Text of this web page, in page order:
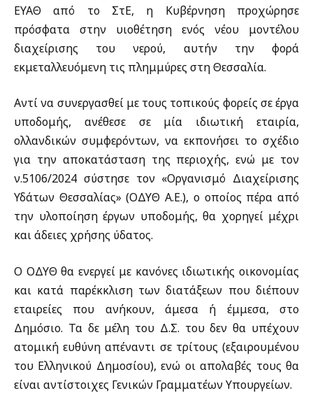
ΕΥΑΘ από το ΣτΕ, η Κυβέρνηση προχώρησε
πρόσφατα στην υιοθέτηση ενός νέου μοντέλου
διαχείρισης του νερού, αυτήν την φορά
εκμεταλλευόμενη τις πλημμύρες στη Θεσσαλία.
Αντί να συνεργασθεί με τους τοπικούς φορείς σε έργα
υποδομής, ανέθεσε σε μία ιδιωτική εταιρία,
ολλανδικών συμφερόντων, να εκπονήσει το σχέδιο
για την αποκατάσταση της περιοχής, ενώ με τον
ν.5106/2024 σύστησε τον «Οργανισμό Διαχείρισης
Υδάτων Θεσσαλίας» (ΟΔΥΘ Α.Ε.), ο οποίος πέρα από
την υλοποίηση έργων υποδομής, θα χορηγεί μέχρι
και άδειες χρήσης ύδατος.
Ο ΟΔΥΘ θα ενεργεί με κανόνες ιδιωτικής οικονομίας
και κατά παρέκκλιση των διατάξεων που διέπουν
εταιρείες που ανήκουν, άμεσα ή έμμεσα, στο
Δημόσιο. Τα δε μέλη του Δ.Σ. του δεν θα υπέχουν
ατομική ευθύνη απέναντι σε τρίτους (εξαιρουμένου
του Ελληνικού Δημοσίου), ενώ οι απολαβές τους θα
είναι αντίστοιχες Γενικών Γραμματέων Υπουργείων.